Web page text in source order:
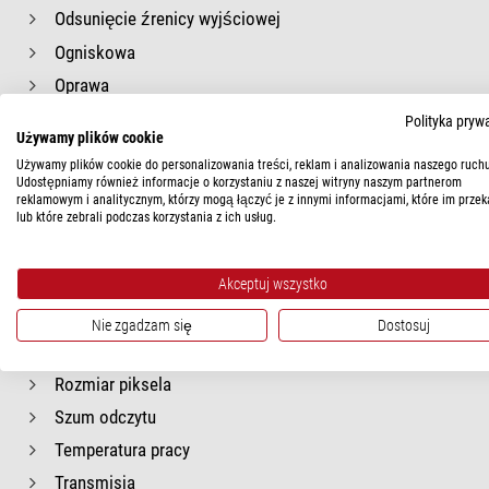
Odsunięcie źrenicy wyjściowej
Ogniskowa
Oprawa
Orientacja okularu
Pełna pojemność studni
Pierścień zaciskowy
Prąd ciemny
Rozmiar piksela
Szum odczytu
Temperatura pracy
Transmisja
Polityka
Używamy plików cookie
Używamy plików cookie do personalizowania treści, reklam i analizowania naszego
Udostępniamy również informacje o korzystaniu z naszej witryny naszym partnerom
reklamowym i analitycznym, którzy mogą łączyć je z innymi informacjami, które im
lub które zebrali podczas korzystania z ich usług.
Akceptuj wszystko
Nie zgadzam się Dostosuj